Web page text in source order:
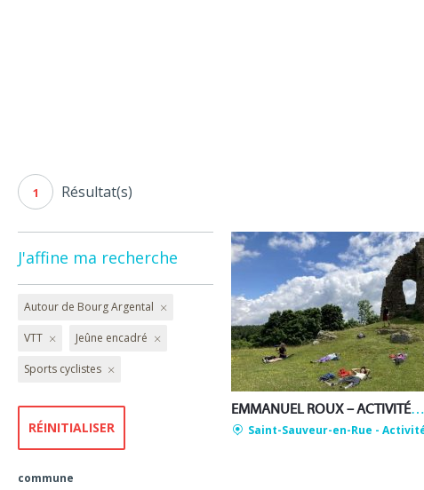
1 Résultat(s)
J'affine ma recherche
Autour de Bourg Argental
VTT Jeûne encadré
Sports cyclistes
commune
EMMANUEL ROUX – ACTIVITÉS DE BIEN-ÊTRE ET DE PLEINE NATURE
Saint-Sauveur-en-Rue -